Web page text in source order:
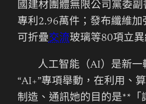
國建材團體無限公司黨委
專利2.96萬件；發布纖維
可折疊交流玻璃等80項立異
人工智能（AI）是新
“AI+”專項舉動，在利用、
制造、通訊她的目的是**「